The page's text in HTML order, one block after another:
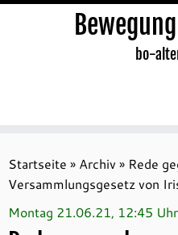
Inhalt
springen
bo-
Startseite » Archiv » Rede
Versammlungsgesetz von
Montag 21.06.21, 12:45 Uhr